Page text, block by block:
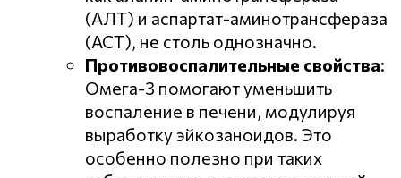
(АЛТ) и аспартат-аминотрансфераза
(АСТ), не столь однозначно.
Противовоспалительные свойства:
Омега-3 помогают уменьшить
воспаление в печени, модулируя
выработку эйкозаноидов. Это
особенно полезно при таких